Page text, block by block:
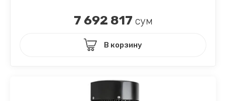
7 692 817 сум
В корзину